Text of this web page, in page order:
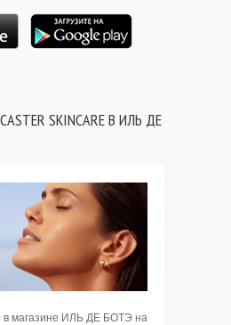
SKINCARE В ИЛЬ ДЕ
в магазине ИЛЬ ДЕ БОТЭ на